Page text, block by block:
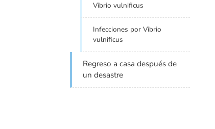
Vibrio vulnificus
Infecciones por Vibrio
vulnificus
Regreso a casa después de
un desastre